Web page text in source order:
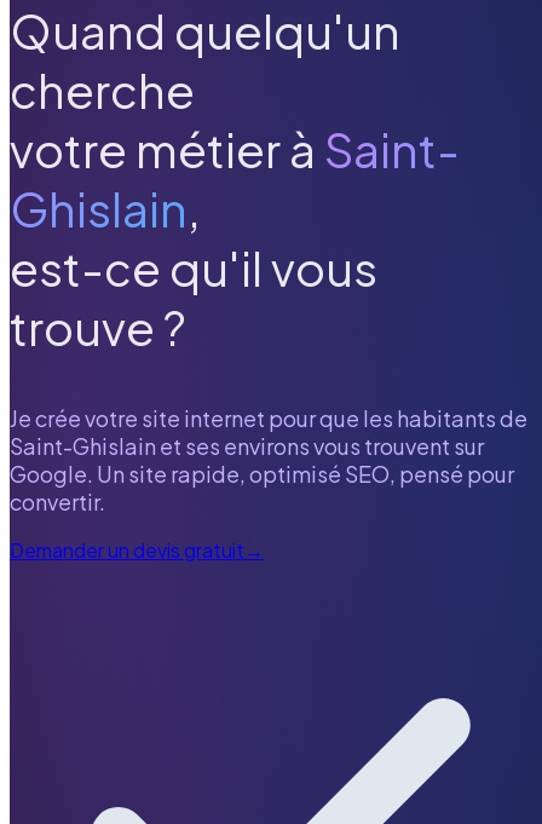
Quand quelqu'un
cherche
votre métier à Saint-
Ghislain,
est-ce qu'il vous
trouve ?
Je crée votre site internet pour que les habitants de
Saint-Ghislain et ses environs vous trouvent sur
Google. Un site rapide, optimisé SEO, pensé pour
convertir.
Demander un devis gratuit→